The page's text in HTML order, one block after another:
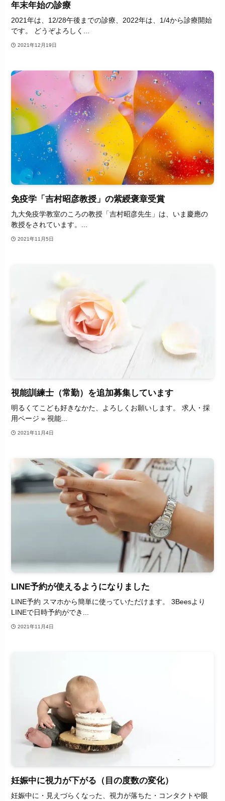
年末年始の診療
2021年は、12/28午後までの診療、2022年は、1/4から診療開始
です。 どうぞよろしく...
2021年12月19日
免疫学「吉村昭彦教授」の紫綬褒章受賞
九大免疫学教室のころの教授「吉村昭彦先生」は、いま慶應の
教授をされています。...
2021年11月5日
視能訓練士（常勤）を追加募集しています
明るくてこども好きなかた、よろしくお願いします。 求人・採
用ページ » 視能...
2021年11月4日
LINE予約が使えるようになりました
LINE予約 スマホから簡単に使っていただけます。 3Beesより
LINEで日時予約ができ...
2021年11月4日
妊娠中に視力が下がる（目の度数の変化）
妊娠中に・見えづらくなった、視力が落ちた・コンタクトや眼